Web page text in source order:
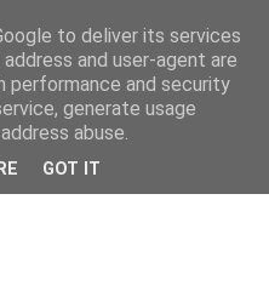
to deliver its services
and user-agent are
performance and security
generate usage
abuse.
GOT IT